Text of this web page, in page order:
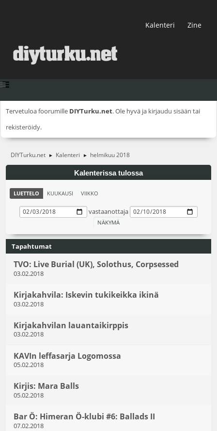
Kalenteri Zine
Tervetuloa foorumille DIYTurku.net. Ole hyvä ja kirjaudu sisään tai
rekisteröidy.
DIYTurku.net ► Kalenteri ► helmikuu 2018
Kalenterissa tulossa
LUETTELO KUUKAUSI VIIKKO
vastaanottaja
Tapahtumat
TVO: Live Burial (UK), Solothus, Corpsessed
03.02.2018
Kirjakahvila: Iskevin tukikeikka ikinä
03.02.2018
Kirjakahvilan lauantaikirppis
03.02.2018
KAVIn leffasarja Logomossa
05.02.2018
Kirjis: Mara Balls
05.02.2018
Bar Ö: Himeran Ö-klubi #6: Ballads II
07.02.2018